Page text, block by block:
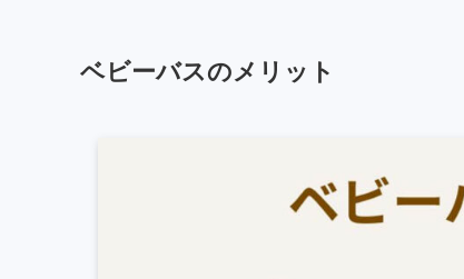
ベビーバスのメリット